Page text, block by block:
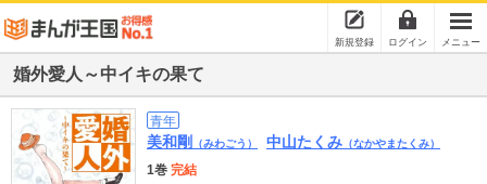
新規登録 ログイン メニュー
婚外愛人～中イキの果て
青年
美和剛 （みわごう） 中山たくみ （なかやまたくみ）
1巻 完結